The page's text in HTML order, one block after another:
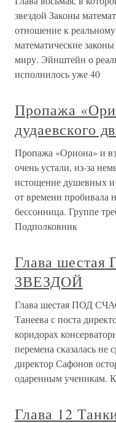
звездой Законы
отношение к
математические
миру. Эйнштейн о
исполнилось уже 40
Пропажа
дудаевского
Пропажа «Ориона» и
очень устали, из-за
истощение душевных
от времени пробивала
бессонница. Группе
Подполковник
Глава
ЗВЕЗДОЙ
Глава шестая ПОД
Танеева с поста
коридорах
перемена сказалась
директор Сафонов
одаренным ученикам. К
Глава 12